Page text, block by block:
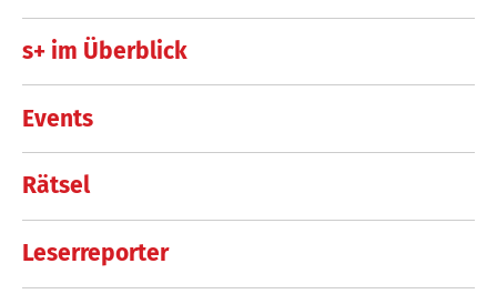
s+ im Überblick
Events
Rätsel
Leserreporter